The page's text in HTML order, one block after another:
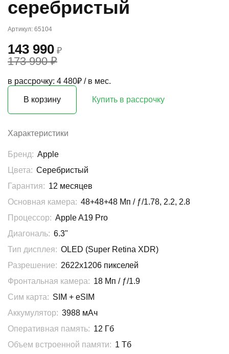
серебристый
Артикул: 65104
143 990 ₽
173 990 ₽
в рассрочку: 4 480₽ / в мес.
В корзину Купить в рассрочку
Характеристики
Бренд: Apple
Цвета: Серебристый
Гарантия: 12 месяцев
Основная камера: 48+48+48 Мп / ƒ/1.78, 2.2, 2.8
Процессор: Apple A19 Pro
Диагональ: 6.3"
Тип дисплея: OLED (Super Retina XDR)
Разрешение: 2622x1206 пикселей
Фронтальная камера: 18 Мп / ƒ/1.9
Сим карта: SIM + eSIM
Аккумулятор: 3988 мАч
Оперативная память: 12 Гб
Объем встроенной памяти: 1 Тб